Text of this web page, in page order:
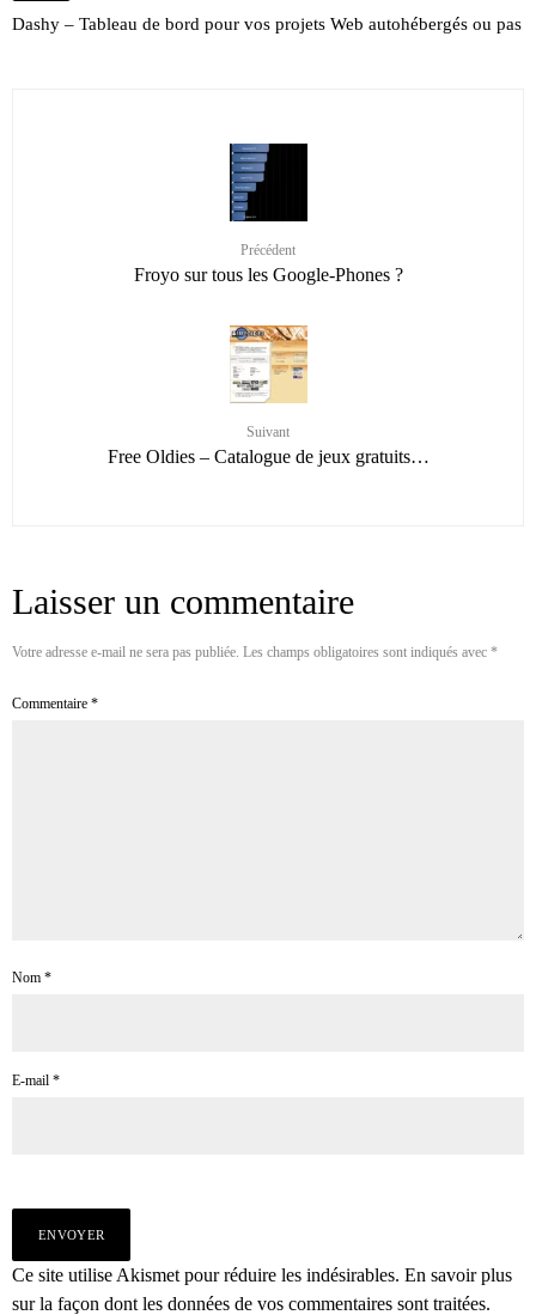
Dashy – Tableau de bord pour vos projets Web autohébergés ou pas
Précédent
Froyo sur tous les Google-Phones ?
Suivant
Free Oldies – Catalogue de jeux gratuits…
Laisser un commentaire
Votre adresse e-mail ne sera pas publiée. Les champs obligatoires sont indiqués avec *
Commentaire *
Nom *
E-mail *
Ce site utilise Akismet pour réduire les indésirables. En savoir plus
sur la façon dont les données de vos commentaires sont traitées.